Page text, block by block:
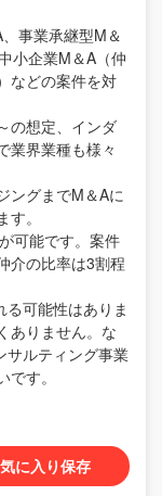
事業承継型M＆
小企業M＆A（仲
などの案件を対
の想定、インダ
業界業種も様々
ングまでM＆Aに
。
可能です。案件
介の比率は3割程
る可能性はありま
ありません。な
サルティング事業
す。
に入り保存